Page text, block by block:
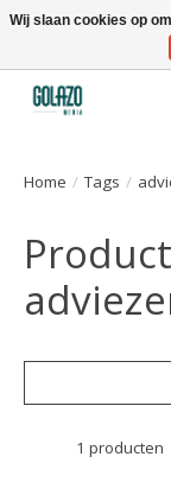
Kennispartner in
Home / Tags /
1 producten
Wij slaan cookies op